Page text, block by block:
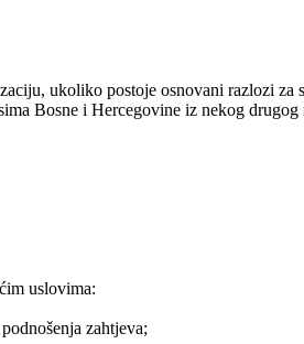
ukoliko postoje osnovani razlozi
Bosne i Hercegovine iz nekog
uslovima:
zahtjeva;